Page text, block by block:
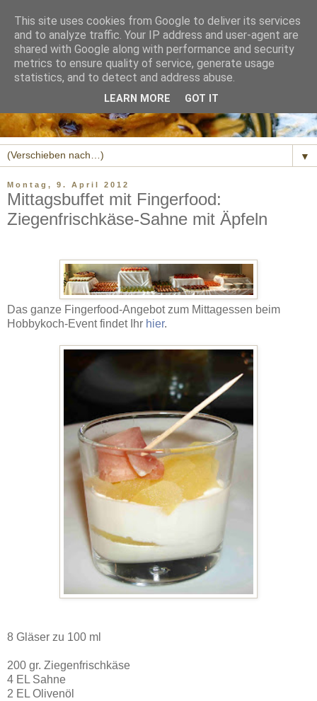
▼
Montag, 9. April 2012
Mittagsbuffet mit Fingerfood:
Ziegenfrischkäse-Sahne mit Äpfeln
Das ganze Fingerfood-Angebot zum Mittagessen beim
Hobbykoch-Event findet Ihr hier.
8 Gläser zu 100 ml
200 gr. Ziegenfrischkäse
4 EL Sahne
2 EL Olivenöl
This site uses cookies from Google to deliver its services
and to analyze traffic. Your IP address and user-agent are
shared with Google along with performance and security
metrics to ensure quality of service, generate usage
statistics, and to detect and address abuse.
LEARN MORE GOT IT